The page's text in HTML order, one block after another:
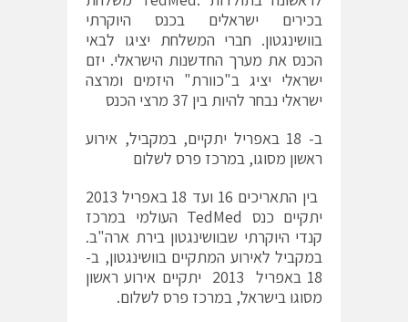
בכירים ישראלים בכנס היוקרתי
בוושינגטון. חברי המשלחת יציגו לבאי
הכנס את מערך החדשנות הישראלי. יזם
ישראלי יציג ב"כוורת" היזמים ומרצה
ישראלי נבחר להיות בין 37 מרצי הכנס
ב- 18 באפריל יתקיים, במקביל, אירוע
ראשון מסוגו, במרכז פרס לשלום
בין התאריכים 16 ועד 18 באפריל 2013
יתקיים כנס TedMed העולמי במרכז
קנדי היוקרתי שבוושינגטון בירת ארה"ב.
במקביל לאירוע המתקיים בוושינגטון, ב-
18 באפריל 2013 יתקיים אירוע ראשון
מסוגו בישראל, במרכז פרס לשלום.